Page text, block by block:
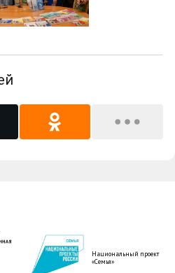
Национальный проект
«Семья»